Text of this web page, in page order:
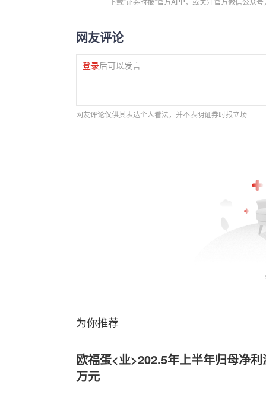
网友评论
登录后可以发言
网友评论仅供其表达个人看法，并不表明证券时报立场
为你推荐
欧福蛋<业>202.5年上半年归母净
万元